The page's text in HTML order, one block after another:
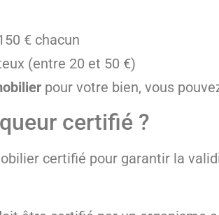
€ chacun
(entre 20 et 50 €)
pour votre bien, vous
certifié ?
certifié pour garantir la